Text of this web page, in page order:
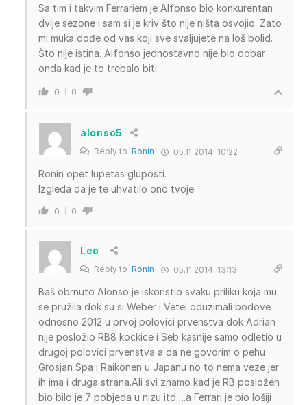
Sa tim i takvim Ferrariem je Alfonso bio konkurentan
dvije sezone i sam si je kriv što nije ništa osvojio. Zato
mi muka dođe od vas koji sve svaljujete na loš bolid.
Što nije istina. Alfonso jednostavno nije bio dobar
onda kad je to trebalo biti.
0 0
alonso5
Reply to Ronin 05.11.2014. 10:22
Ronin opet lupetas gluposti.
Izgleda da je te uhvatilo ono tvoje.
0 0
Leo
Reply to Ronin 05.11.2014. 13:13
Baš obrnuto Alonso je iskoristio svaku priliku koja mu
se pružila dok su si Weber i Vetel oduzimali bodove
odnosno 2012 u prvoj polovici prvenstva dok Adrian
nije posložio RB8 kockice i Seb kasnije samo odletio u
drugoj polovici prvenstva a da ne govorim o pehu
Grosjan Spa i Raikonen u Japanu no to nema veze jer
ih ima i druga strana.Ali svi znamo kad je RB posložen
bio bilo je 7 pobjeda u nizu itd….a Ferrari je bio lošiji